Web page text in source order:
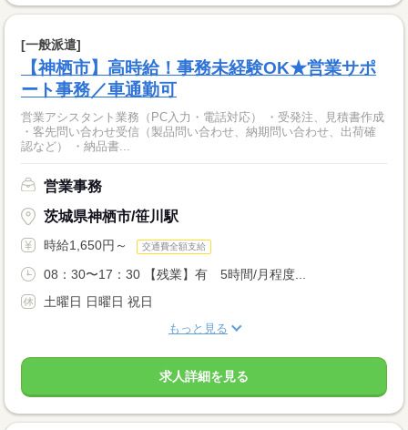
[一般派遣]
【神栖市】高時給！事務未経験OK★営業サポ
ート事務／車通勤可
営業アシスタント業務（PC入力・電話対応） ・受発注、見積書作成
・客先問い合わせ受信（製品問い合わせ、納期問い合わせ、出荷確
認など） ・納品書...
営業事務
茨城県神栖市/笹川駅
時給1,650円～ 交通費全額支給
08：30〜17：30 【残業】有 5時間/月程度...
土曜日 日曜日 祝日
もっと見る
求人詳細を見る